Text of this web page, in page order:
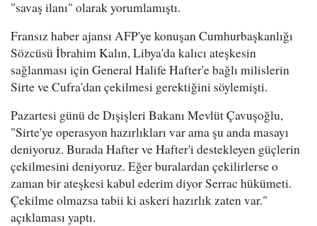
"savaş ilanı" olarak yorumlamıştı.
Fransız haber ajansı AFP'ye konuşan Cumhurbaşkanlığı
Sözcüsü İbrahim Kalın, Libya'da kalıcı ateşkesin
sağlanması için General Halife Hafter'e bağlı milislerin
Sirte ve Cufra'dan çekilmesi gerektiğini söylemişti.
Pazartesi günü de Dışişleri Bakanı Mevlüt Çavuşoğlu,
"Sirte'ye operasyon hazırlıkları var ama şu anda masayı
deniyoruz. Burada Hafter ve Hafter'i destekleyen güçlerin
çekilmesini deniyoruz. Eğer buralardan çekilirlerse o
zaman bir ateşkesi kabul ederim diyor Serrac hükümeti.
Çekilme olmazsa tabii ki askeri hazırlık zaten var."
açıklaması yaptı.